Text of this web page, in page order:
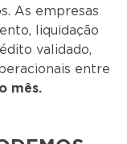
As empresas
liquidação
validado,
entre
mês.